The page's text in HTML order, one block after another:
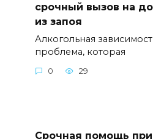
срочный вызов на
из запоя
Алкогольная
проблема, которая
0 29
Срочная помощь